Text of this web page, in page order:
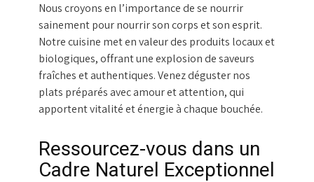
Nous croyons en l’importance de se nourrir
sainement pour nourrir son corps et son esprit.
Notre cuisine met en valeur des produits locaux et
biologiques, offrant une explosion de saveurs
fraîches et authentiques. Venez déguster nos
plats préparés avec amour et attention, qui
apportent vitalité et énergie à chaque bouchée.
Ressourcez-vous dans un
Cadre Naturel Exceptionnel